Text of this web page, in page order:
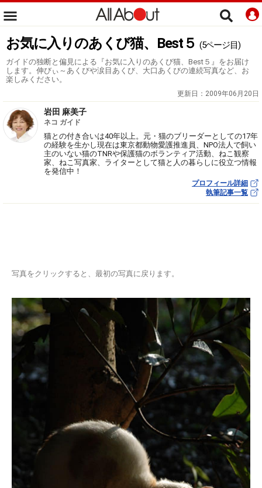
お気に入りのあくび猫、Best５ (5ページ目)
ガイドの独断と偏見による『お気に入りのあくび猫、Best５』をお届け
します。伸びぃ～あくびや涙目あくび、大口あくびの連続写真など、お
楽しみください。
更新日： 2009年06月20日
岩田 麻美子
ネコ ガイド
猫との付き合いは40年以上。元・猫のブリーダーとしての17年
の経験を生かし現在は東京都動物愛護推進員、NPO法人で飼い
主のいない猫のTNRや保護猫のボランティア活動、ねこ観察
家、ねこ写真家、ライターとして猫と人の暮らしに役立つ情報
を発信中！
プロフィール詳細
執筆記事一覧
写真をクリックすると、最初の写真に戻ります。